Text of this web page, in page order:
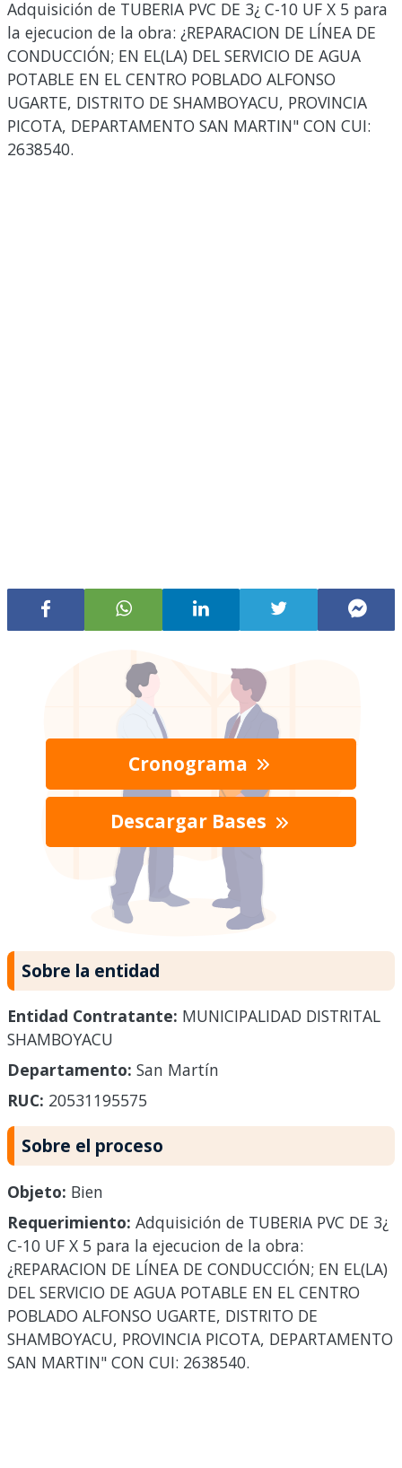
Adquisición de TUBERIA PVC DE 3¿ C-10 UF X 5 para
la ejecucion de la obra: ¿REPARACION DE LÍNEA DE
CONDUCCIÓN; EN EL(LA) DEL SERVICIO DE AGUA
POTABLE EN EL CENTRO POBLADO ALFONSO
UGARTE, DISTRITO DE SHAMBOYACU, PROVINCIA
PICOTA, DEPARTAMENTO SAN MARTIN" CON CUI:
2638540.
Cronograma
Descargar Bases
Sobre la entidad
Entidad Contratante: MUNICIPALIDAD DISTRITAL
SHAMBOYACU
Departamento: San Martín
RUC: 20531195575
Sobre el proceso
Objeto: Bien
Requerimiento: Adquisición de TUBERIA PVC DE 3¿
C-10 UF X 5 para la ejecucion de la obra:
¿REPARACION DE LÍNEA DE CONDUCCIÓN; EN EL(LA)
DEL SERVICIO DE AGUA POTABLE EN EL CENTRO
POBLADO ALFONSO UGARTE, DISTRITO DE
SHAMBOYACU, PROVINCIA PICOTA, DEPARTAMENTO
SAN MARTIN" CON CUI: 2638540.